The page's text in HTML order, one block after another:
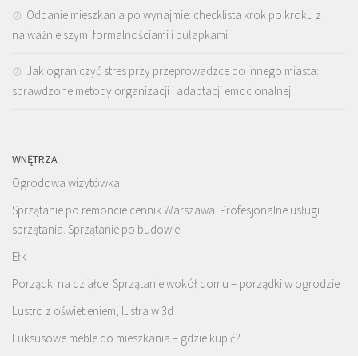
Oddanie mieszkania po wynajmie: checklista krok po kroku z
najważniejszymi formalnościami i pułapkami
Jak ograniczyć stres przy przeprowadzce do innego miasta:
sprawdzone metody organizacji i adaptacji emocjonalnej
WNĘTRZA
Ogrodowa wizytówka
Sprzątanie po remoncie cennik Warszawa. Profesjonalne usługi
sprzątania. Sprzątanie po budowie
Ełk
Porządki na działce. Sprzątanie wokół domu – porządki w ogrodzie
Lustro z oświetleniem, lustra w 3d
Luksusowe meble do mieszkania – gdzie kupić?